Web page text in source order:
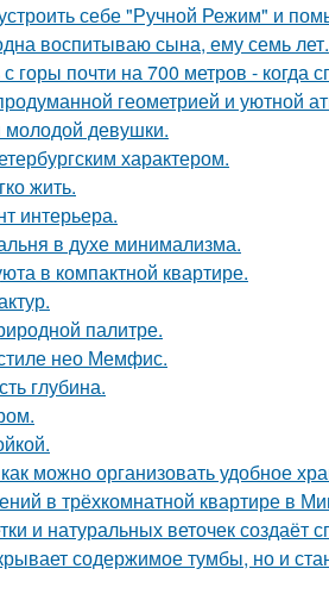
себе "Ручной Режим" и
воспитываю сына, ему семь лет.
с горы почти на 700 метров -
геометрией и уютной
молодой девушки.
характером.
жить.
интерьера.
в духе минимализма.
в компактной квартире.
палитре.
нео Мемфис.
глубина.
можно организовать удобное
в трёхкомнатной квартире в
и натуральных веточек
содержимое тумбы, но и